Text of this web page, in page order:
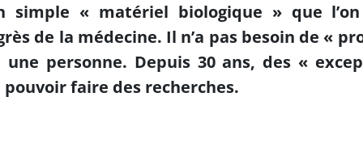
simple « matériel biologique » que
de la médecine. Il n’a pas besoin de «
personne. Depuis 30 ans, des «
faire des recherches.